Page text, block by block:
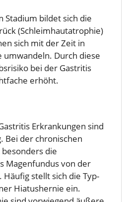
bildet sich die
(Schleimhautatrophie)
sich mit der Zeit in
umwandeln. Durch diese
bei der Gastritis
erhöht.
Erkrankungen sind
Bei der chronischen
die
Magenfundus von der
stellt sich die Typ-
Hiatushernie ein.